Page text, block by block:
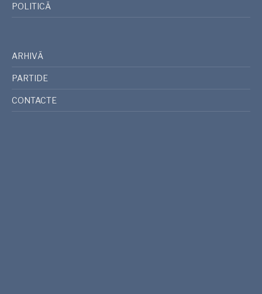
POLITICĂ
ARHIVĂ
PARTIDE
CONTACTE